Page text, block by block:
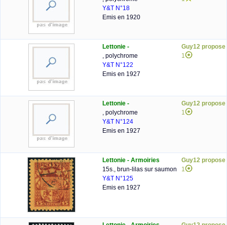
Y&T N°18
Emis en 1920
Lettonie -
, polychrome
Y&T N°122
Emis en 1927
Guy12 propose
1
Lettonie -
, polychrome
Y&T N°124
Emis en 1927
Guy12 propose
1
Lettonie - Armoiries
15s., brun-lilas sur saumon
Y&T N°125
Emis en 1927
Guy12 propose
1